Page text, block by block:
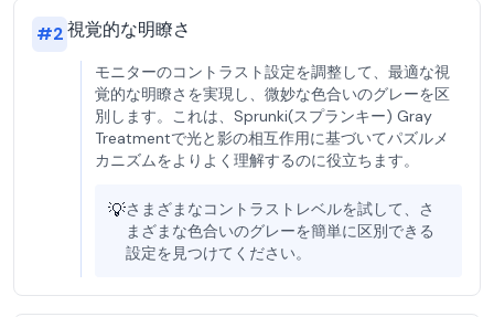
#2視覚的な明瞭さ
モニターのコントラスト設定を調整して、最適な視
覚的な明瞭さを実現し、微妙な色合いのグレーを区
別します。これは、Sprunki(スプランキー) Gray
Treatmentで光と影の相互作用に基づいてパズルメ
カニズムをよりよく理解するのに役立ちます。
💡さまざまなコントラストレベルを試して、さ
まざまな色合いのグレーを簡単に区別できる
設定を見つけてください。